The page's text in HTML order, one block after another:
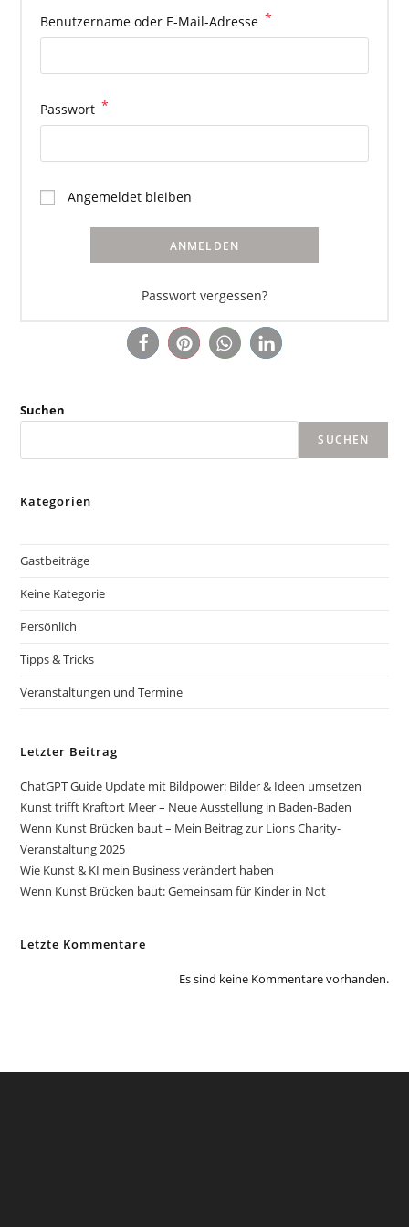
Benutzername oder E-Mail-Adresse *
Passwort *
Angemeldet bleiben
ANMELDEN
Passwort vergessen?
Suchen
SUCHEN
Kategorien
Gastbeiträge
Keine Kategorie
Persönlich
Tipps & Tricks
Veranstaltungen und Termine
Letzter Beitrag
ChatGPT Guide Update mit Bildpower: Bilder & Ideen umsetzen
Kunst trifft Kraftort Meer – Neue Ausstellung in Baden-Baden
Wenn Kunst Brücken baut – Mein Beitrag zur Lions Charity-
Veranstaltung 2025
Wie Kunst & KI mein Business verändert haben
Wenn Kunst Brücken baut: Gemeinsam für Kinder in Not
Letzte Kommentare
Es sind keine Kommentare vorhanden.